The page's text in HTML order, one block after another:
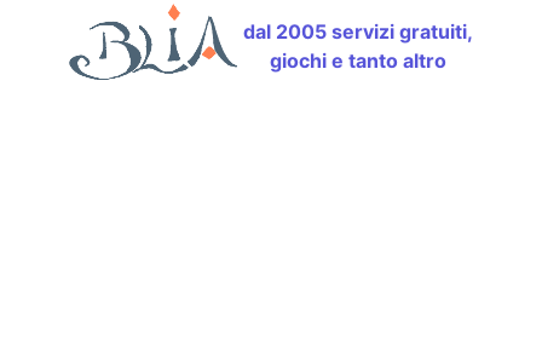
dal 2005 servizi gratuiti,
giochi e tanto altro